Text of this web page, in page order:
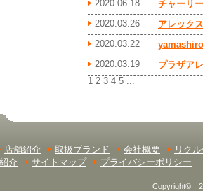
2020.06.18
チャーリ
2020.03.26
アレック
2020.03.22
2020.03.19
プラザア
1 2 3 4 5 ...
店舗紹介 取扱ブランド 会社概要 リクル
介 サイトマップ プライバシーポリシー
Copyright©